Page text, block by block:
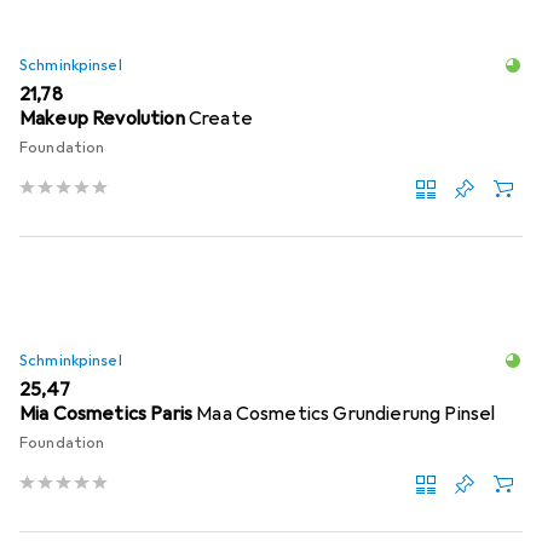
Schminkpinsel
EUR
21,78
Makeup RevolutionCreate
Foundation
Schminkpinsel
EUR
25,47
Mia Cosmetics Paris Maa Cosmetics Grundierung Pinsel
Foundation